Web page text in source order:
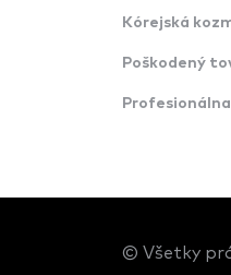
Kórejská
Poškodený
© Všetky